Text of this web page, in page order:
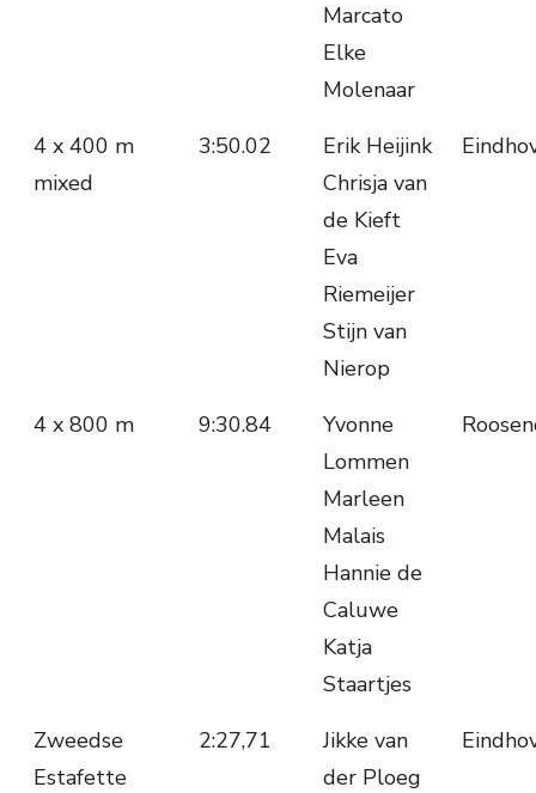
Marcato
Elke
Molenaar
4 x 400 m
mixed
3:50.02
Erik Heijink
Chrisja van
de Kieft
Eva
Riemeijer
Stijn van
Nierop
4 x 800 m 9:30.84
Yvonne
Lommen
Marleen
Malais
Hannie de
Caluwe
Katja
Staartjes
Zweedse
Estafette
2:27,71
Jikke van
der Ploeg